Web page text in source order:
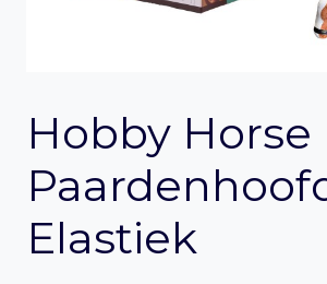
Hobby Horse
Elastiek